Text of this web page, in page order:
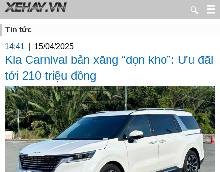
Tin tức
14:41
15/04/2025
Kia Carnival bản xăng “dọn kho”: Ưu đãi
tới 210 triệu đồng